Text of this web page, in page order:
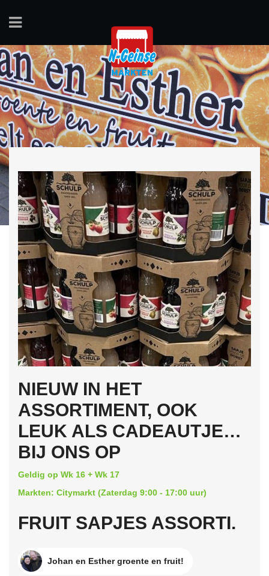
NIEUW IN HET
ASSORTIMENT, OOK
LEUK ALS CADEAUTJE…
BIJ ONS OP
Geldig op Wk 16 + Wk 17
Markten: Citymarkt (Zaterdag 9:00 - 17:00 uur)
FRUIT SAPJES ASSORTI.
Johan en Esther groente en fruit!